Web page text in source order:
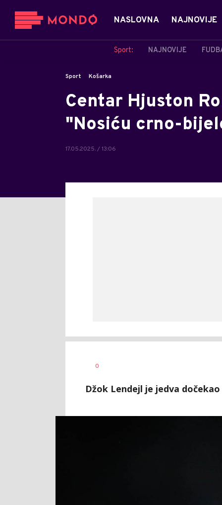
NASLOVNA NAJNOVIJE
Sport: NAJNOVIJE
Sport Košarka
Centar Hjuston
"Nosiću crno-
17.05.2025. / 13:06
AUTOR
0
Džok Lendejl je jedva